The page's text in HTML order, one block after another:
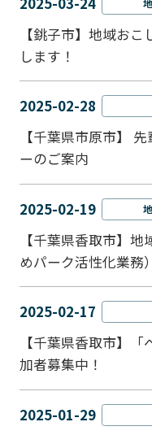
【銚子市】地域お
します！
2025-02-28
【千葉県市原市】
ーのご案内
2025-02-19
【千葉県香取市】
めパーク活性化業務
2025-02-17
【千葉県香取市】
加者募集中！
2025-01-29